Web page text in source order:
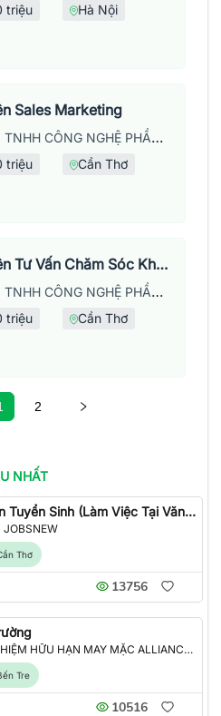
triệu Hà Nội
Sales Marketing
CÔNG TY TNHH CÔNG NGHỆ PHẦN MỀM NASANI – CHI NHÁNH TẠI CẦN THƠ
triệu Cần Thơ
Nhân Viên Tư Vấn Chăm Sóc Khách Hàng
CÔNG TY TNHH CÔNG NGHỆ PHẦN MỀM NASANI – CHI NHÁNH TẠI CẦN THƠ
triệu Cần Thơ
2
NHẤT
Nhân Viên Tư Vấn Tuyển Sinh (Làm Việc Tại Văn Phòng)
JOBSNEW
Thơ
13756
CÔNG TY TRÁCH NHIỆM HỮU HẠN MAY MẶC ALLIANCE ONE
Tre
10516